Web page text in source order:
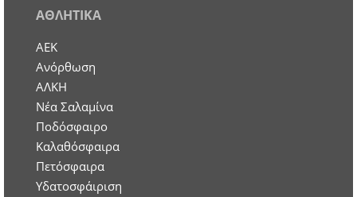
ΑΘΛΗΤΙΚΑ
ΑΕΚ
Ανόρθωση
ΑΛΚΗ
Νέα Σαλαμίνα
Ποδόσφαιρο
Καλαθόσφαιρα
Πετόσφαιρα
Υδατοσφάιριση